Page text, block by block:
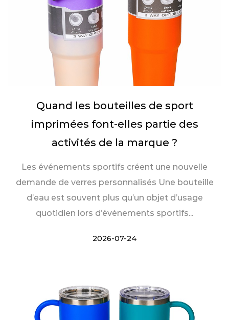
Quand les bouteilles de sport
imprimées font-elles partie des
activités de la marque ?
Les événements sportifs créent une nouvelle
demande de verres personnalisés Une bouteille
d’eau est souvent plus qu’un objet d’usage
quotidien lors d’événements sportifs...
2026-07-24